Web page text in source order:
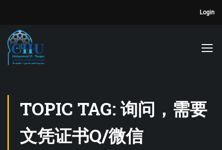
Login
TOPIC TAG: 询问，需要
文凭证书Q/微信